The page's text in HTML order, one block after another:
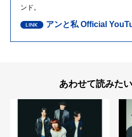
ンド。
アンと私 Official
あわせて読みた